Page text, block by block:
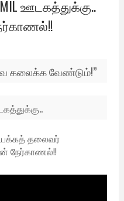
ஊடகத்துக்கு..
கலைக்க வேண்டும்!”
தலைவர்
நேர்காணல்!!